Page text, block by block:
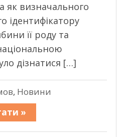
як визначального
ідентифікатору
її роду та
дізнатися […]
, Новини
»